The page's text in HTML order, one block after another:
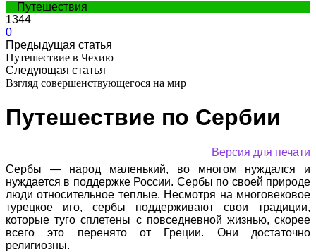
Путешествия
1344
0
Предыдущая статья
Путешествие в Чехию
Следующая статья
Взгляд совершенствующегося на мир
Путешествие по Сербии
Версия для печати
Сербы — народ маленький, во многом нуждался и
нуждается в поддержке России. Сербы по своей природе
люди относительное теплые. Несмотря на многовековое
турецкое иго, сербы поддерживают свои традиции,
которые туго сплетены с повседневной жизнью, скорее
всего это перенято от Греции. Они достаточно
религиозны.